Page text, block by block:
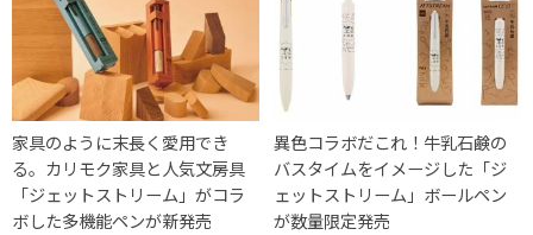
家具のように末長く愛用でき
る。カリモク家具と人気文房具
「ジェットストリーム」がコラ
ボした多機能ペンが新発売
異色コラボだこれ！牛乳石鹸の
バスタイムをイメージした「ジ
ェットストリーム」ボールペン
が数量限定発売